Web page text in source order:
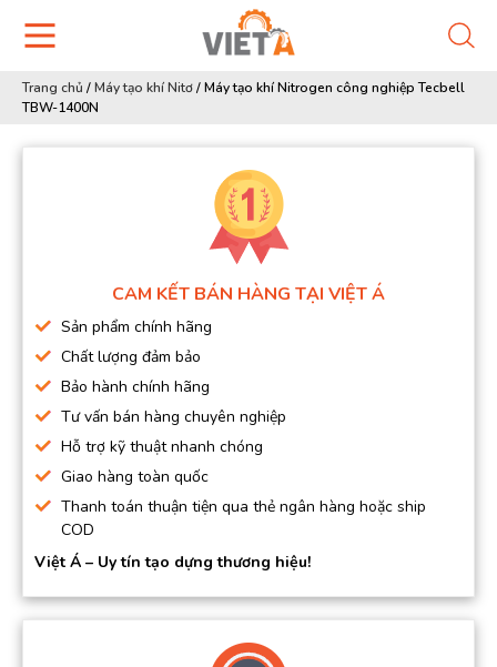
Trang chủ /Máy tạo khí Nitơ/Máy tạo khí Nitrogen công nghiệp Tecbell
TBW-1400N
CAM KẾT BÁN HÀNG TẠI VIỆT Á
Sản phẩm chính hãng
Chất lượng đảm bảo
Bảo hành chính hãng
Tư vấn bán hàng chuyên nghiệp
Hỗ trợ kỹ thuật nhanh chóng
Giao hàng toàn quốc
Thanh toán thuận tiện qua thẻ ngân hàng hoặc ship
COD
Việt Á – Uy tín tạo dựng thương hiệu!